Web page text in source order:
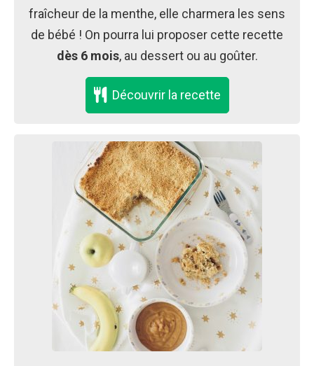
fraîcheur de la menthe, elle charmera les sens
de bébé ! On pourra lui proposer cette recette
dès 6 mois, au dessert ou au goûter.
Découvrir la recette